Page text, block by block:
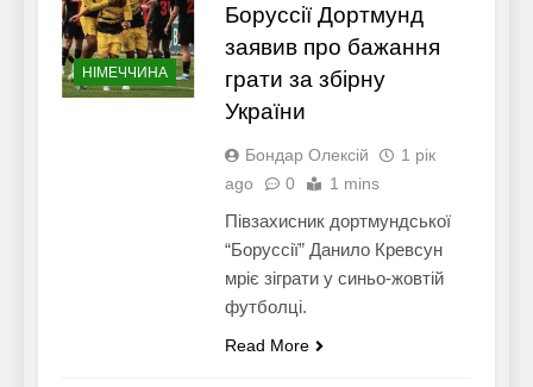
НІМЕЧЧИНА
Боруссії Дортмунд
заявив про бажання
грати за збірну
України
Бондар Олексій
1 рік
ago
0 1 mins
Півзахисник дортмундської
“Боруссії” Данило Кревсун
мріє зіграти у синьо-жовтій
футболці.
Read More